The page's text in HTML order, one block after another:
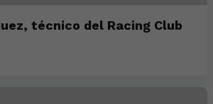
técnico del Racing Club